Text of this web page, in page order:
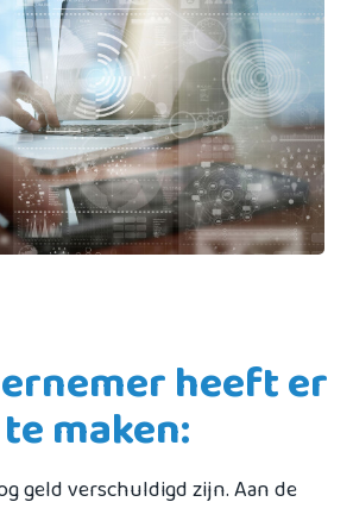
heeft er
maken:
geld verschuldigd zijn. Aan de